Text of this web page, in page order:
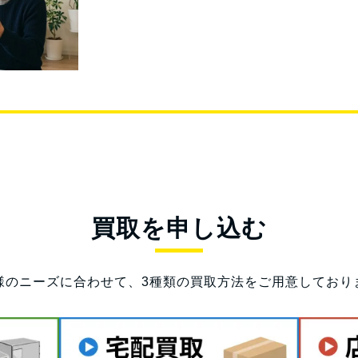
買取を申し込む
のニーズに合わせて、3種類の買取方法をご用意しており